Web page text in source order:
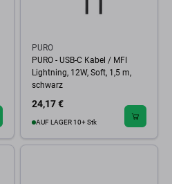
PURO
PURO - USB-C Kabel / MFI
Lightning, 12W, Soft, 1,5 m,
schwarz
24,17 €
AUF LAGER 10+ Stk